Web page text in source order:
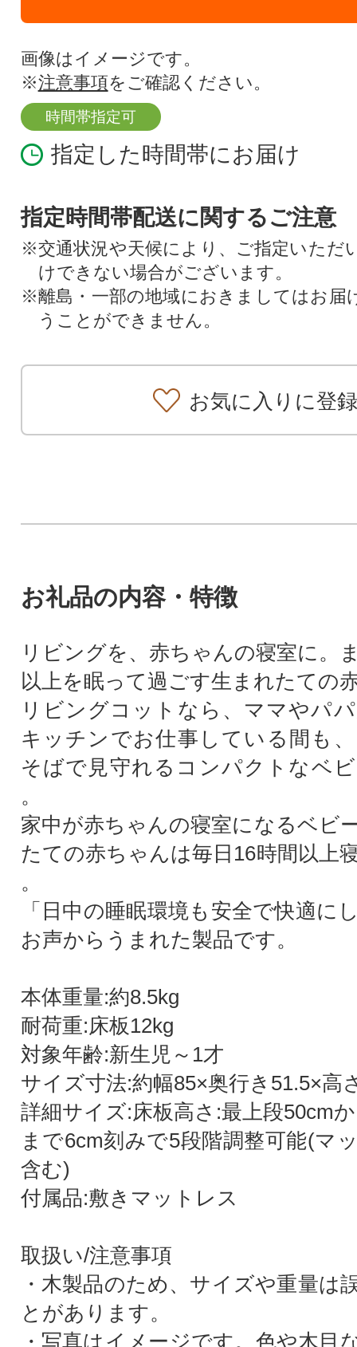
画像はイメージです。
※注意事項をご確認ください。
時間帯指定可
指定した時間帯にお届け
指定時間帯配送に関するご注意
※交通状況や天候により、ご指定いただ
けできない場合がございます。
※離島・一部の地域におきましてはお届
うことができません。
お気に入りに登録
お礼品の内容・特徴
リビングを、赤ちゃんの寝室に。
以上を眠って過ごす生まれたての
リビングコットなら、ママやパ
キッチンでお仕事している間も
そばで見守れるコンパクトなベ
。
家中が赤ちゃんの寝室になるベビ
たての赤ちゃんは毎日16時間以上
。
「日中の睡眠環境も安全で快適に
お声からうまれた製品です。
本体重量:約8.5kg
耐荷重:床板12kg
対象年齢:新生児～1才
サイズ寸法:約幅85×奥行き51.5×高
詳細サイズ:床板高さ:最上段50cm
まで6cm刻みで5段階調整可能(マ
含む)
付属品:敷きマットレス
取扱い/注意事項
・木製品のため、サイズや重量は
とがあります。
・写真はイメージです。色や木目